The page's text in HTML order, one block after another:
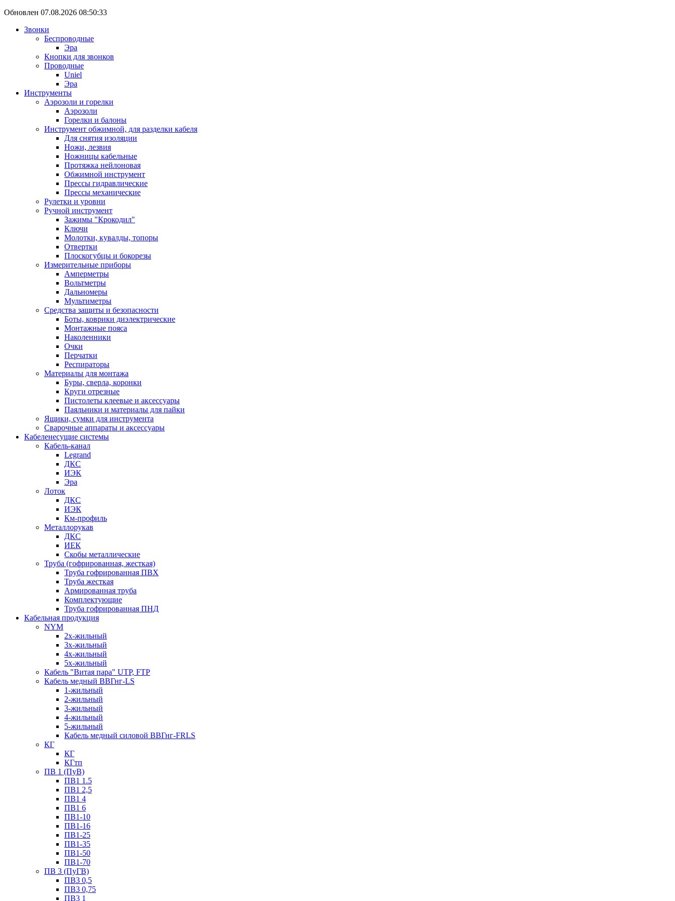
Обновлен 07.08.2026 08:50:33
Звонки
Беспроводные
Эра
Кнопки для звонков
Проводные
Uniel
Эра
Инструменты
Аэрозоли и горелки
Аэрозоли
Горелки и балоны
Инструмент обжимной, для разделки кабеля
Для снятия изоляции
Ножи, лезвия
Ножницы кабельные
Протяжка нейлоновая
Обжимной инструмент
Прессы гидравлические
Прессы механические
Рулетки и уровни
Ручной инструмент
Зажимы "Крокодил"
Ключи
Молотки, кувалды, топоры
Отвертки
Плоскогубцы и бокорезы
Измерительные приборы
Амперметры
Вольтметры
Дальномеры
Мультиметры
Средства защиты и безопасности
Боты, коврики диэлектрические
Монтажные пояса
Наколенники
Очки
Перчатки
Респираторы
Материалы для монтажа
Буры, сверла, коронки
Круги отрезные
Пистолеты клеевые и аксессуары
Паяльники и материалы для пайки
Ящики, сумки для инструмента
Сварочные аппараты и аксессуары
Кабеленесущие системы
Кабель-канал
Legrand
ДКС
ИЭК
Эра
Лоток
ДКС
ИЭК
Км-профиль
Металлорукав
ДКС
ИЕК
Скобы металлические
Труба (гофрированная, жесткая)
Труба гофрированная ПВХ
Труба жесткая
Армированная труба
Комплектующие
Труба гофрированная ПНД
Кабельная продукция
NYM
2х-жильный
3х-жильный
4х-жильный
5х-жильный
Кабель "Витая пара" UTP, FTP
Кабель медный ВВГнг-LS
1-жильный
2-жильный
3-жильный
4-жильный
5-жильный
Кабель медный силовой ВВГнг-FRLS
КГ
КГ
КГтп
ПВ 1 (ПуВ)
ПВ1 1.5
ПВ1 2,5
ПВ1 4
ПВ1 6
ПВ1-10
ПВ1-16
ПВ1-25
ПВ1-35
ПВ1-50
ПВ1-70
ПВ 3 (ПуГВ)
ПВ3 0,5
ПВ3 0,75
ПВ3 1